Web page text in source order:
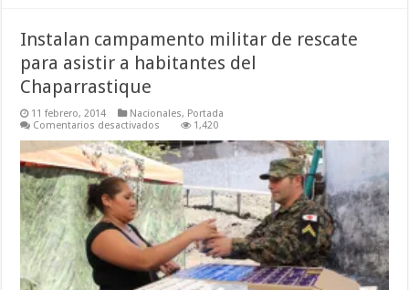
Instalan campamento militar de rescate
para asistir a habitantes del
Chaparrastique
11 febrero, 2014 Nacionales, Portada
Comentarios desactivados
campamento
militar
de
rescate
para
asistir
habitantes
del
Chaparrastique
1,420